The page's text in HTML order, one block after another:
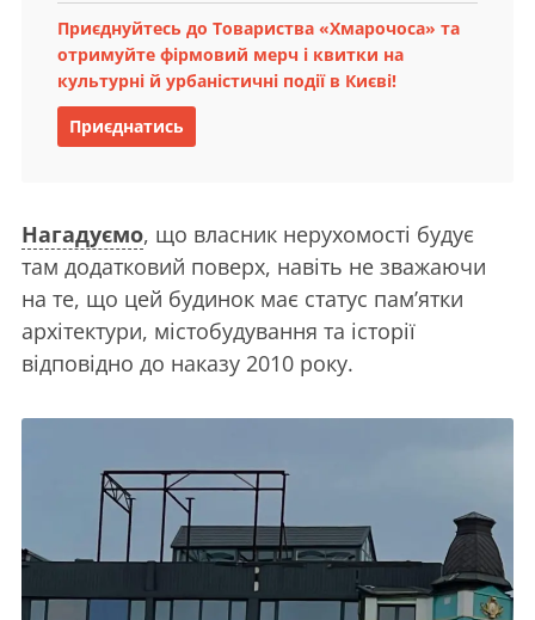
Приєднуйтесь до Товариства «Хмарочоса» та
отримуйте фірмовий мерч і квитки на
культурні й урбаністичні події в Києві!
Приєднатись
Нагадуємо, що власник нерухомості будує
там додатковий поверх, навіть не зважаючи
на те, що цей будинок має статус пам’ятки
архітектури, містобудування та історії
відповідно до наказу 2010 року.